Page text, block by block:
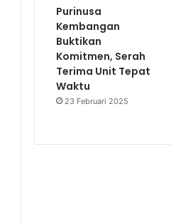
Purinusa
Kembangan
Buktikan
Komitmen, Serah
Terima Unit Tepat
Waktu
23 Februari 2025